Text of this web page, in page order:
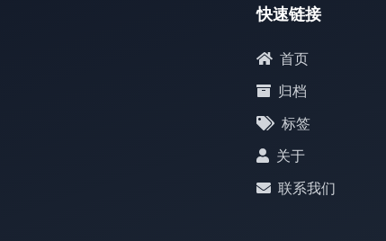
快速链接
首页
归档
标签
关于
联系我们